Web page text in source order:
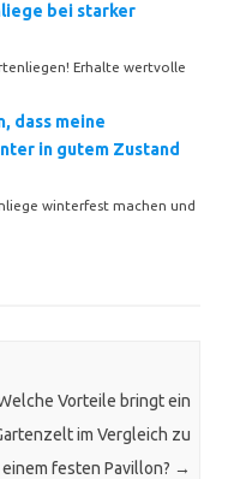
bei starker
Erhalte wertvolle
dass meine
in gutem Zustand
winterfest machen und
Vorteile bringt ein
im Vergleich zu
einem festen Pavillon? →